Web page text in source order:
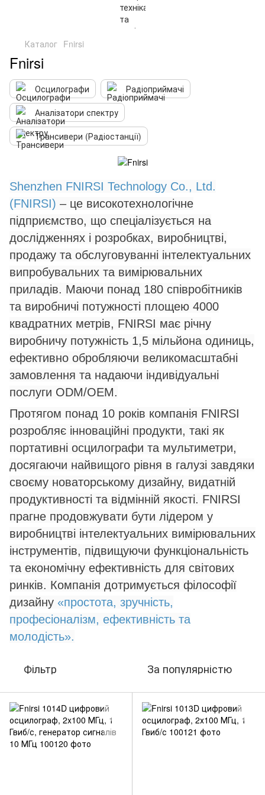
Каталог Fnirsi
Fnirsi
Осцилографи
Радіоприймачі
Аналізатори спектру
Трансивери (Радіостанції)
Shenzhen FNIRSI Technology Co., Ltd.
(FNIRSI) – це високотехнологічне
підприємство, що спеціалізується на
дослідженнях і розробках, виробництві,
продажу та обслуговуванні інтелектуальних
випробувальних та вимірювальних
приладів. Маючи понад 180 співробітників
та виробничі потужності площею 4000
квадратних метрів, FNIRSI має річну
виробничу потужність 1,5 мільйона одиниць,
ефективно обробляючи великомасштабні
замовлення та надаючи індивідуальні
послуги ODM/OEM.
Протягом понад 10 років компанія FNIRSI
розробляє інноваційні продукти, такі як
портативні осцилографи та мультиметри,
досягаючи найвищого рівня в галузі завдяки
своєму новаторському дизайну, видатній
продуктивності та відмінній якості. FNIRSI
прагне продовжувати бути лідером у
виробництві інтелектуальних вимірювальних
інструментів, підвищуючи функціональність
та економічну ефективність для світових
ринків. Компанія дотримується філософії
дизайну «простота, зручність,
професіоналізм, ефективність та
молодість».
Фільтр За популярністю